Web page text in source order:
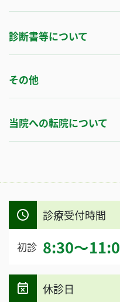
診断書等について
その他
当院への転院について
診療受付時間
初診 8:30～
休診日